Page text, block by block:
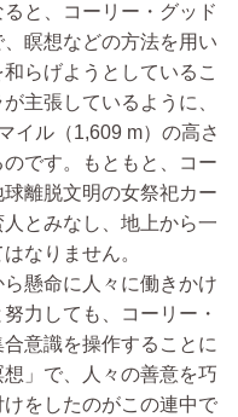
と、コーリー・グッド
瞑想などの方法を用い
らげようとしているこ
主張しているように、
イル（1,609 m）の高さ
です。もともと、コー
離脱文明の女祭祀カー
とみなし、地上から一
なりません。
懸命に人々に働きかけ
力しても、コーリー・
意識を操作することに
」で、人々の善意を巧
をしたのがこの連中で